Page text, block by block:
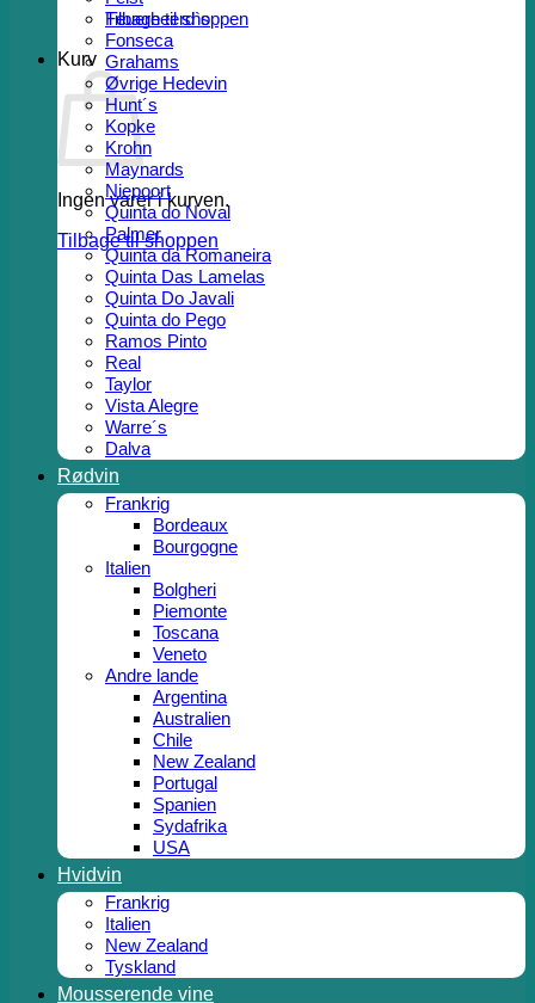
Tilbage til shoppen
Kurv
Ingen varer i kurven.
Tilbage til shoppen
Feuerheerd`s
Fonseca
Grahams
Øvrige Hedevin
Hunt´s
Kopke
Krohn
Maynards
Niepoort
Quinta do Noval
Palmer
Quinta da Romaneira
Quinta Das Lamelas
Quinta Do Javali
Quinta do Pego
Ramos Pinto
Real
Taylor
Vista Alegre
Warre´s
Dalva
Rødvin
Frankrig
Bordeaux
Bourgogne
Italien
Bolgheri
Piemonte
Toscana
Veneto
Andre lande
Argentina
Australien
Chile
New Zealand
Portugal
Spanien
Sydafrika
USA
Hvidvin
Frankrig
Italien
New Zealand
Tyskland
Mousserende vine